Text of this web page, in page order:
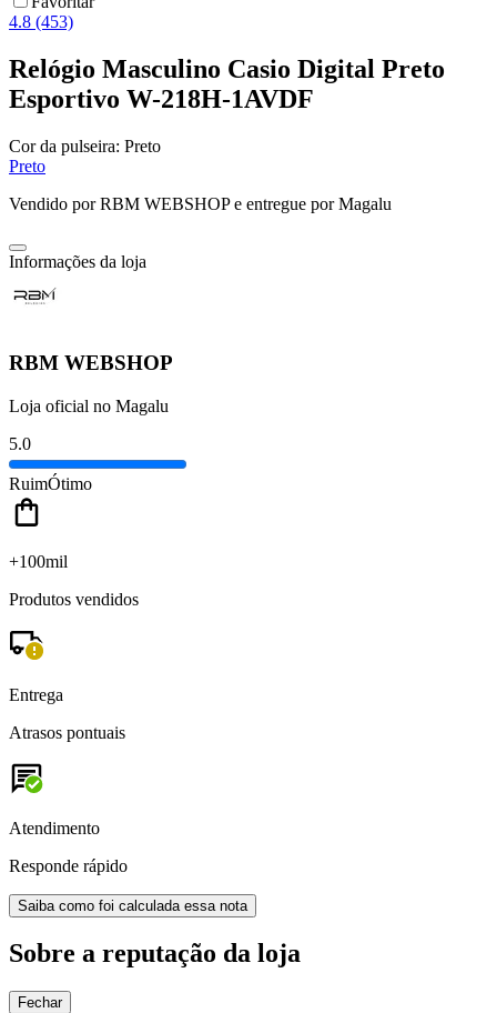
4.8 (453)
Relógio Masculino Casio Digital Preto
Esportivo W-218H-1AVDF
Cor da pulseira: Preto
Preto
Vendido porRBM WEBSHOPe entregue por Magalu
Informações da loja
RBM WEBSHOP
Loja oficial no Magalu
5.0
RuimÓtimo
+100mil
Produtos vendidos
Entrega
Atrasos pontuais
Atendimento
Responde rápido
Saiba como foi calculada essa nota
Sobre a reputação da loja
Fechar